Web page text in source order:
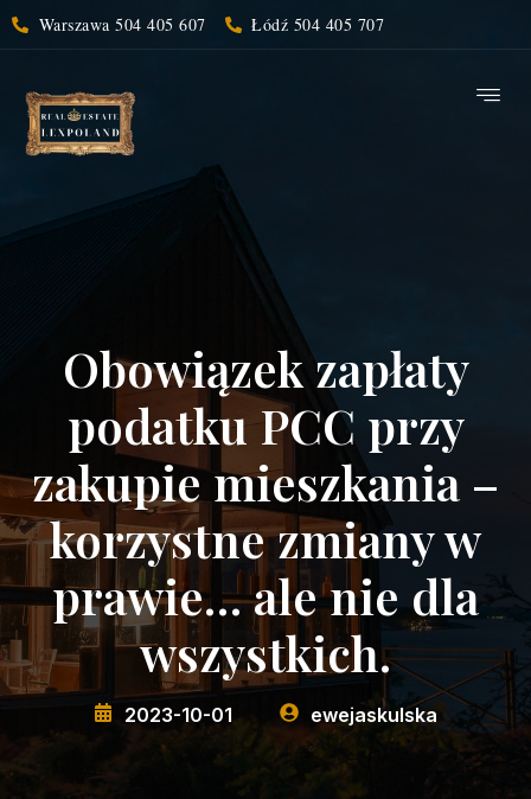
Warszawa 504 405 607 Łódź 504 405 707
Obowiązek zapłaty
podatku PCC przy
zakupie mieszkania –
korzystne zmiany w
prawie… ale nie dla
wszystkich.
2023-10-01 ewejaskulska